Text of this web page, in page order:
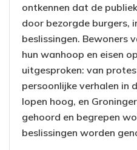
ontkennen dat de
door bezorgde burgers,
beslissingen. Bewoners
hun wanhoop en eisen
uitgesproken: van
persoonlijke verhalen in
lopen hoog, en
gehoord en begrepen
beslissingen worden